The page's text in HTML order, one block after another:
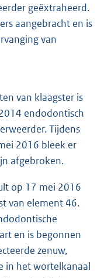
geëxtraheerd.
aangebracht en is
van
van klaagster is
endodontisch
Tijdens
2016 bleek er
afgebroken.
op 17 mei 2016
van element 46.
en is begonnen
zenuw,
in het wortelkanaal